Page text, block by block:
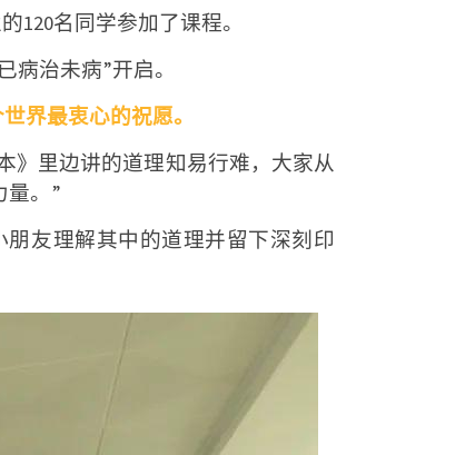
120名同学参加了课程。
病治未病”开启。
界最衷心的祝愿。
》里边讲的道理知易行难，大家从
量。”
友理解其中的道理并留下深刻印